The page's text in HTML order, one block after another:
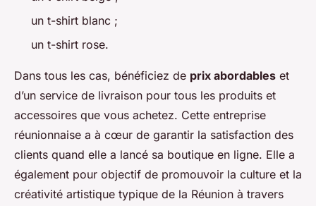
un t-shirt blanc ;
un t-shirt rose.
Dans tous les cas, bénéficiez de prix abordables et
d’un service de livraison pour tous les produits et
accessoires que vous achetez. Cette entreprise
réunionnaise a à cœur de garantir la satisfaction des
clients quand elle a lancé sa boutique en ligne. Elle a
également pour objectif de promouvoir la culture et la
créativité artistique typique de la Réunion à travers